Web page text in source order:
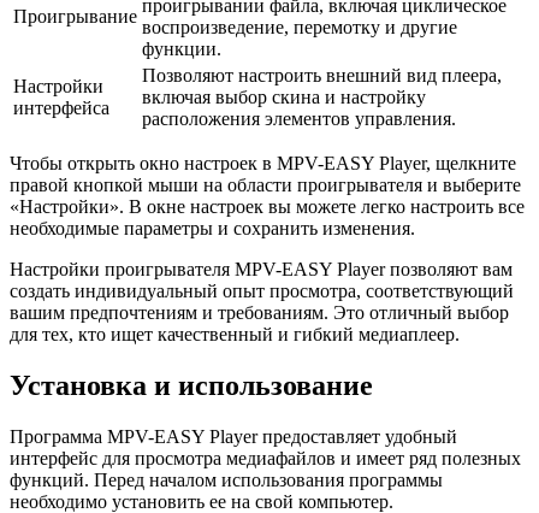
Проигрывание
проигрывании файла, включая циклическое
воспроизведение, перемотку и другие
функции.
Настройки
интерфейса
Позволяют настроить внешний вид плеера,
включая выбор скина и настройку
расположения элементов управления.
Чтобы открыть окно настроек в MPV-EASY Player, щелкните
правой кнопкой мыши на области проигрывателя и выберите
«Настройки». В окне настроек вы можете легко настроить все
необходимые параметры и сохранить изменения.
Настройки проигрывателя MPV-EASY Player позволяют вам
создать индивидуальный опыт просмотра, соответствующий
вашим предпочтениям и требованиям. Это отличный выбор
для тех, кто ищет качественный и гибкий медиаплеер.
Установка и использование
Программа MPV-EASY Player предоставляет удобный
интерфейс для просмотра медиафайлов и имеет ряд полезных
функций. Перед началом использования программы
необходимо установить ее на свой компьютер.